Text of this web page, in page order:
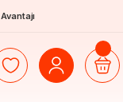
Avantajı